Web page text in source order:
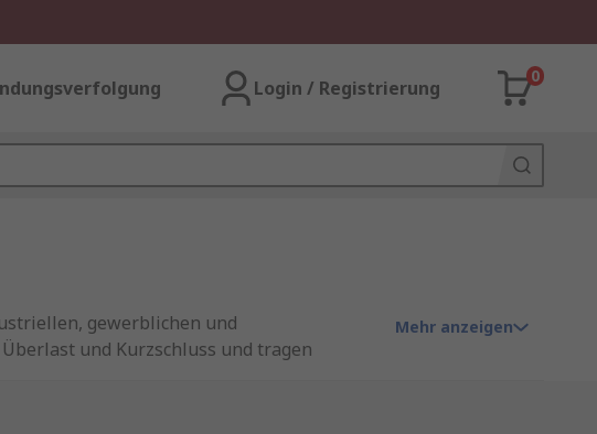
Login / Registrierung
0
gewerblichen und
und Kurzschluss und tragen
In bestimmten
bei standardisierten Installationen
Mehr anzeigen